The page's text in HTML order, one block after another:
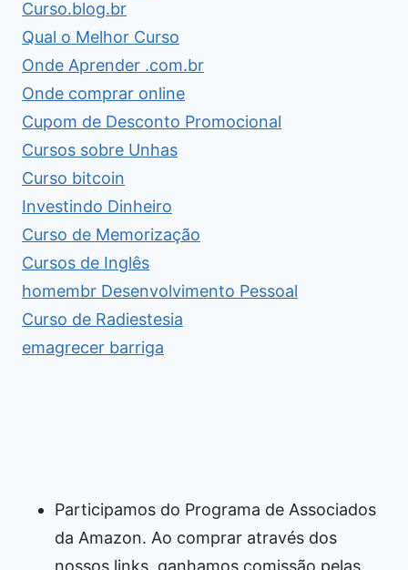
Curso.blog.br
Qual o Melhor Curso
Onde Aprender .com.br
Onde comprar online
Cupom de Desconto Promocional
Cursos sobre Unhas
Curso bitcoin
Investindo Dinheiro
Curso de Memorização
Cursos de Inglês
homembr Desenvolvimento Pessoal
Curso de Radiestesia
emagrecer barriga
Participamos do Programa de Associados
da Amazon. Ao comprar através dos
nossos links, ganhamos comissão pelas